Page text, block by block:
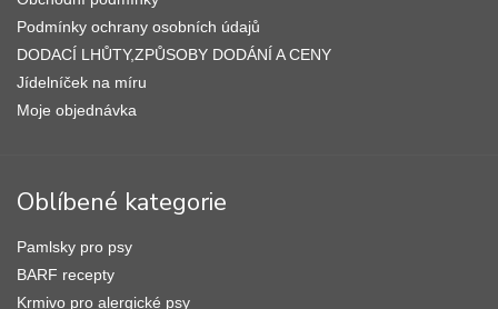
Podmínky ochrany osobních údajů
DODACÍ LHŮTY,ZPŮSOBY DODÁNÍ A CENY
Jídelníček na míru
Moje objednávka
Oblíbené kategorie
Pamlsky pro psy
BARF recepty
Krmivo pro alergické psy